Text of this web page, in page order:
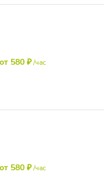
от 580 ₽/час
от 580 ₽/час